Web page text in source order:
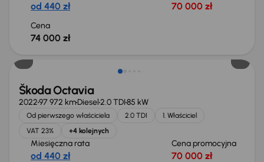
od 440 zł 70 000 zł
Cena
74 000 zł
Škoda Octavia
202297 972 kmDiesel2.0 TDI85 kW
Od pierwszego właściciela 2.0 TDI
1. Właściciel
VAT 23%
+4 kolejnych
Miesięczna rata
od 440 zł
Cena promocyjna
70 000 zł